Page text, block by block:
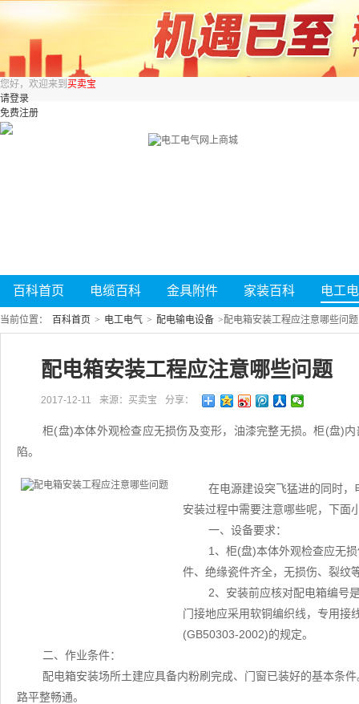
您好，欢迎来到 买卖宝
请登录
免费注册
百科首页 电缆百科 金具附件 家装百科 电工
当前位置： 百科首页 > 电工电气 > 配电输电设备 >配电箱安装工程应注意哪些问题
配电箱安装工程应注意哪些问题
2017-12-11 来源：买卖宝 分享：
柜(盘)本体外观检查应无损伤及变形，油漆完整无损。柜(盘)
陷。
在电源建设突飞猛进的同时
安装过程中需要注意哪些呢，下面
一、设备要求：
1、柜(盘)本体外观检查应无
件、绝缘瓷件齐全，无损伤、裂纹
2、安装前应核对配电箱编号
门接地应采用软铜编织线，专用接
(GB50303-2002)的规定。
二、作业条件：
配电箱安装场所土建应具备内粉刷完成、门窗已装好的基本条
路平整畅通。